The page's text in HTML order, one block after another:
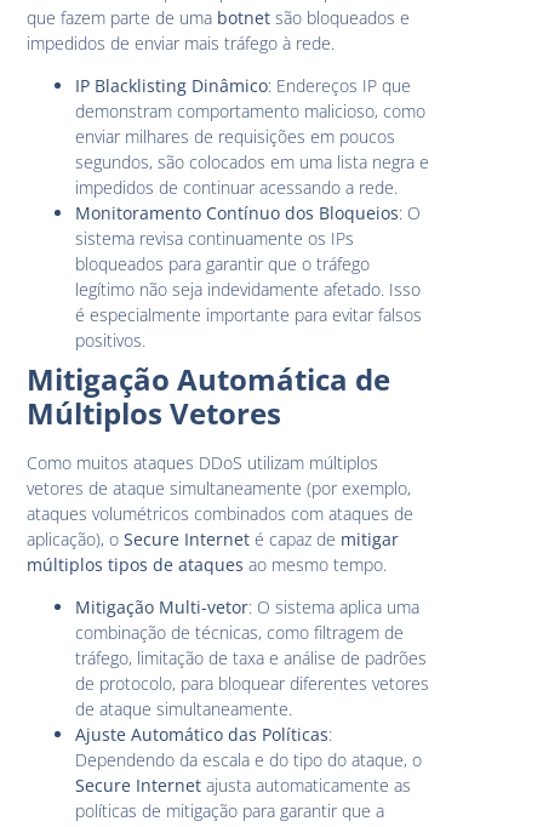
que fazem parte de uma botnet são bloqueados e
impedidos de enviar mais tráfego à rede.
IP Blacklisting Dinâmico: Endereços IP que
demonstram comportamento malicioso, como
enviar milhares de requisições em poucos
segundos, são colocados em uma lista negra e
impedidos de continuar acessando a rede.
Monitoramento Contínuo dos Bloqueios: O
sistema revisa continuamente os IPs
bloqueados para garantir que o tráfego
legítimo não seja indevidamente afetado. Isso
é especialmente importante para evitar falsos
positivos.
Mitigação Automática de
Múltiplos Vetores
Como muitos ataques DDoS utilizam múltiplos
vetores de ataque simultaneamente (por exemplo,
ataques volumétricos combinados com ataques de
aplicação), oSecure Internet é capaz de mitigar
múltiplos tipos de ataques ao mesmo tempo.
Mitigação Multi-vetor: O sistema aplica uma
combinação de técnicas, como filtragem de
tráfego, limitação de taxa e análise de padrões
de protocolo, para bloquear diferentes vetores
de ataque simultaneamente.
Ajuste Automático das Políticas:
Dependendo da escala e do tipo do ataque, o
Secure Internet ajusta automaticamente as
políticas de mitigação para garantir que a